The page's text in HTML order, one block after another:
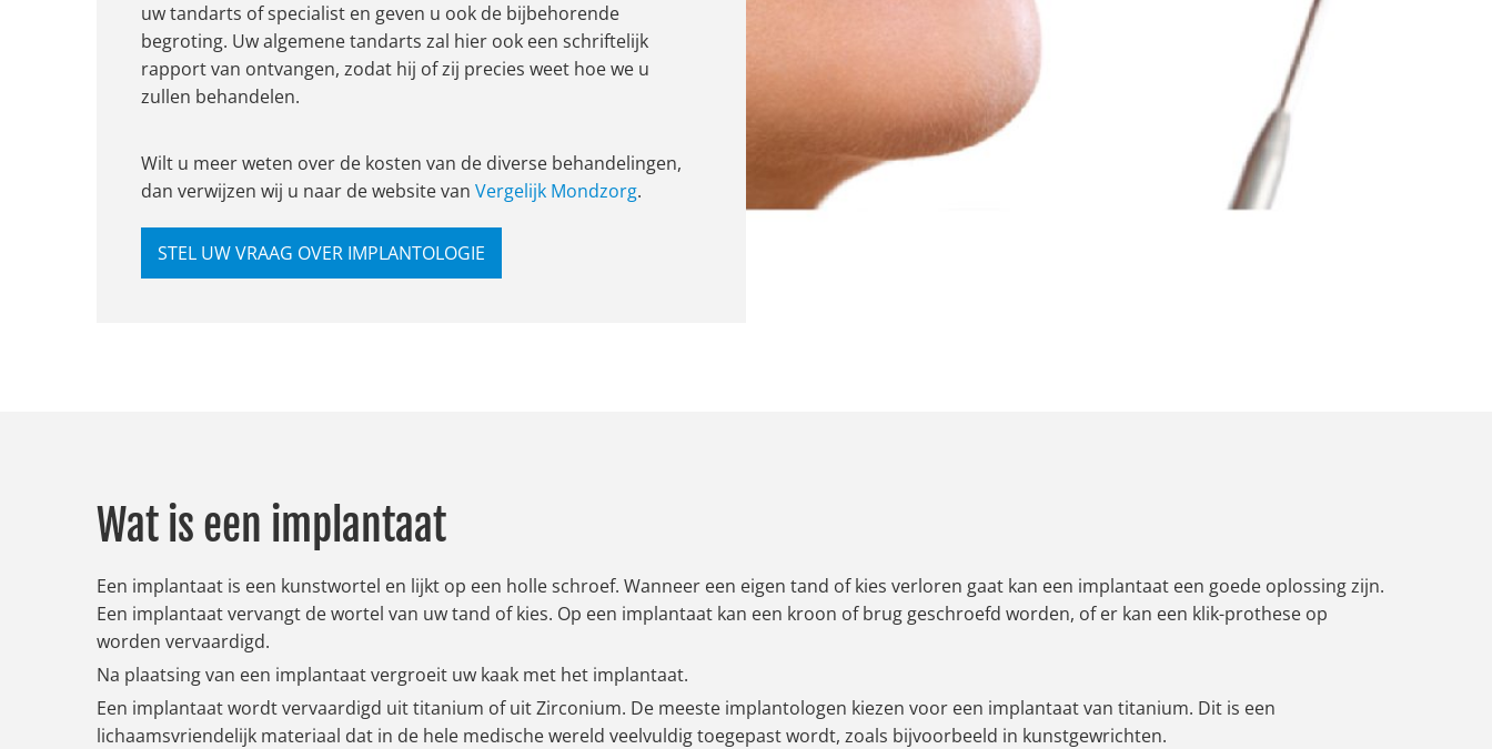
uw tandarts of specialist en geven u ook de bijbehorende
begroting. Uw algemene tandarts zal hier ook een schriftelijk
rapport van ontvangen, zodat hij of zij precies weet hoe we u
zullen behandelen.
Wilt u meer weten over de kosten van de diverse behandelingen,
dan verwijzen wij u naar de website van Vergelijk Mondzorg.
STEL UW VRAAG OVER IMPLANTOLOGIE
Wat is een implantaat
Een implantaat is een kunstwortel en lijkt op een holle schroef. Wanneer een eigen tand of kies verloren gaat kan een implantaat een goede oplossing zijn.
Een implantaat vervangt de wortel van uw tand of kies. Op een implantaat kan een kroon of brug geschroefd worden, of er kan een klik-prothese op
worden vervaardigd.
Na plaatsing van een implantaat vergroeit uw kaak met het implantaat.
Een implantaat wordt vervaardigd uit titanium of uit Zirconium. De meeste implantologen kiezen voor een implantaat van titanium. Dit is een
lichaamsvriendelijk materiaal dat in de hele medische wereld veelvuldig toegepast wordt, zoals bijvoorbeeld in kunstgewrichten.